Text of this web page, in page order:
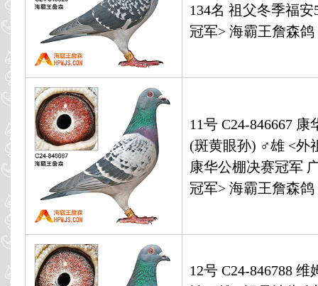
134名 祖父冬季福
冠军> 海霸王詹森鸽
11号 C24-846667 康
(斑黄眼孙) ♂雄 <外
康华公棚决赛冠军
冠军> 海霸王詹森鸽
12号 C24-846788 维